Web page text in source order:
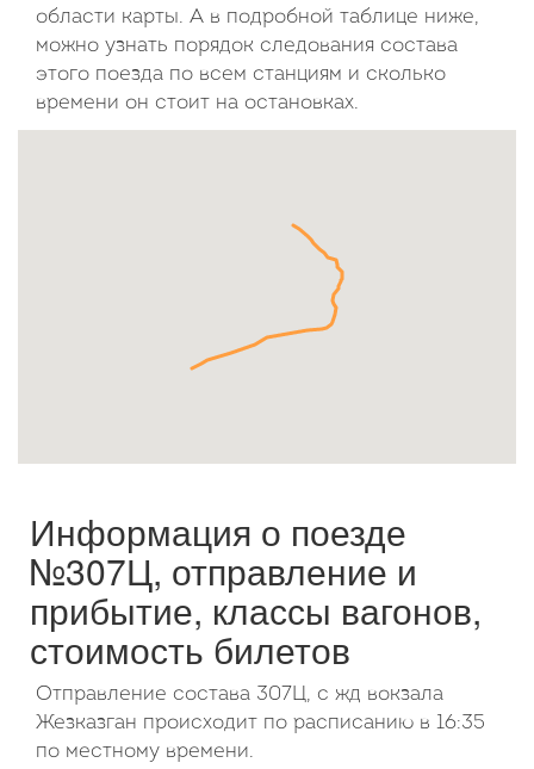
1
2 3 4 5
6
7
8 9 10 11 12
13
14
15 16 17 18 19
21
22 23 24 25 26
27
2026
Сб
1
области карты. А в подробной таблице ниже,
можно узнать порядок следования состава
этого поезда по всем станциям и сколько
времени он стоит на остановках.
Информация о поезде
№307Ц, отправление и
прибытие, классы вагонов,
стоимость билетов
Отправление состава 307Ц, с жд вокзала
Жезказган происходит по расписанию в 16:35
по местному времени.